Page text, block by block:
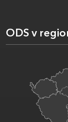
ODS v